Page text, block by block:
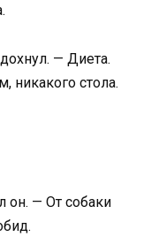
— Диета.
никакого стола.
он. — От собаки